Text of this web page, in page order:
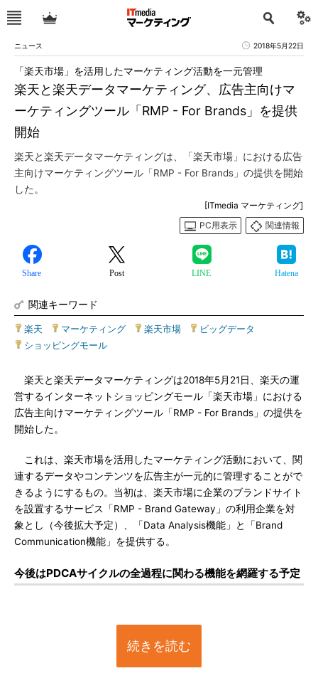
ニュース 2018年5月22日
楽天と楽天データマーケティング、広告主向けマ
ーケティングツール「RMP - For Brands」を提供
開始
「楽天市場」を活用したマーケティング活動を一元管理
楽天と楽天データマーケティングは、「楽天市場」における広告
主向けマーケティングツール「RMP - For Brands」の提供を開始
した。
[ITmedia マーケティング]
PC用表示
関連情報
Share Post LINE Hatena
関連キーワード
楽天 マーケティング 楽天市場 ビッグデータ
ショッピングモール
楽天と楽天データマーケティングは2018年5月21日、楽天の運
営するインターネットショッピングモール「楽天市場」における
広告主向けマーケティングツール「RMP - For Brands」の提供を
開始した。
これは、楽天市場を活用したマーケティング活動において、関
連するデータやコンテンツを広告主が一元的に管理することがで
きるようにするもの。当初は、楽天市場に企業のブランドサイト
を設置するサービス「RMP - Brand Gateway」の利用企業を対
象とし（今後拡大予定）、「Data Analysis機能」と「Brand
Communication機能」を提供する。
今後はPDCAサイクルの全過程に関わる機能を網羅する予定
続きを読む